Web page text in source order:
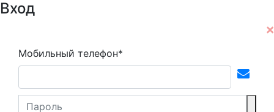
Вход
Мобильный телефон*